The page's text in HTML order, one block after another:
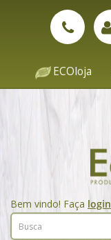
ECOloja
Bem vindo! Faça login